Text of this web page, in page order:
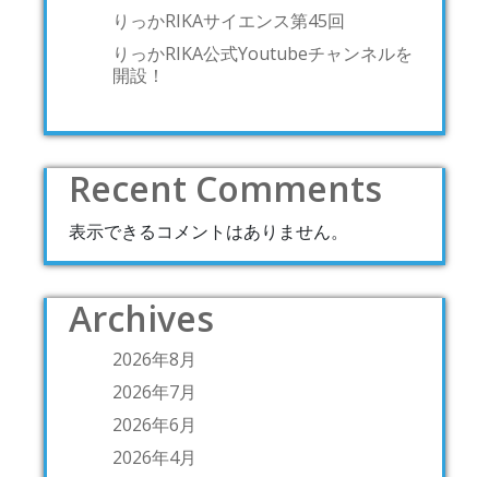
りっかRIKAサイエンス第45回
りっかRIKA公式Youtubeチャンネルを
開設！
Recent Comments
表示できるコメントはありません。
Archives
2026年8月
2026年7月
2026年6月
2026年4月